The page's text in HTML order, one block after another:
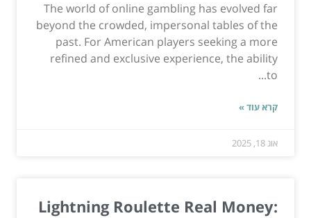
The world of online gambling has evolved far
beyond the crowded, impersonal tables of the
past. For American players seeking a more
refined and exclusive experience, the ability
to...
קרא עוד »
אוג 18, 2025
Lightning Roulette Real Money: